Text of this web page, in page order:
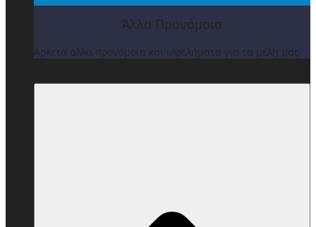
Άλλα Προνόμοια
Αρκετά άλλα προνόμοια και ωφελήματα για τα μέλη μας